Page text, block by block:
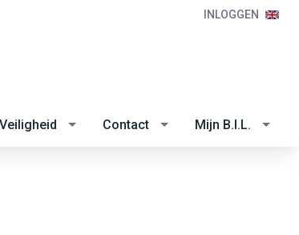
INLOGGEN
Contact Mijn B.I.L.